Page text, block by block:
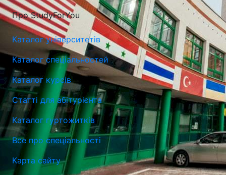
Люблiнська Політехніка (Люблінський Технічний
Університет)
Люблін, Польща
Про StudyForYou
Каталог університетів
Каталог спеціальностей
Каталог курсів
Статті для абітурієнта
Каталог гуртожитків
Все про спеціальності
Карта сайту